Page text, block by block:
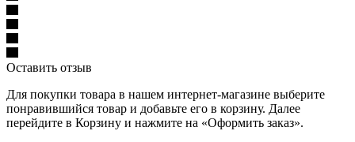
Оставить отзыв
Для покупки товара в нашем интернет-магазине выберите
понравившийся товар и добавьте его в корзину. Далее
перейдите в Корзину и нажмите на «Оформить заказ».